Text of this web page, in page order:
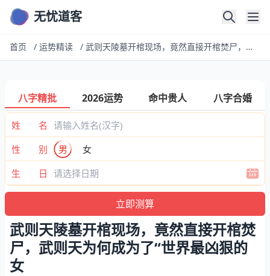
无忧道客
首页 / 运势精读 / 武则天陵墓开棺现场，竟然直接开棺焚尸，武则天为何成为了“世界最凶狠的女
八字精批 2026运势 命中贵人 八字合婚
姓 名
性 别
男
女
生 日
武则天陵墓开棺现场，竟然直接开棺焚
尸，武则天为何成为了“世界最凶狠的
女